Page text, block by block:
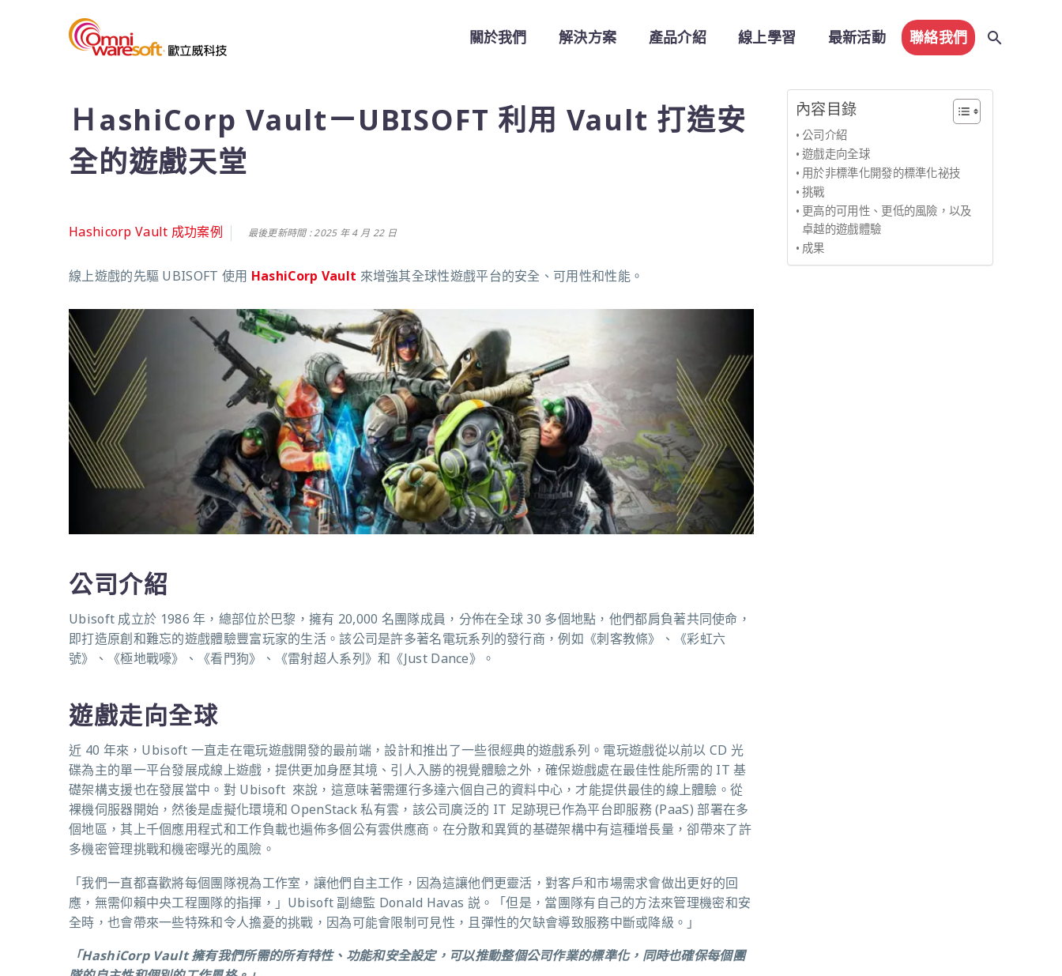
關於我們 解決方案 產品介紹 線上學習 最新活動 聯絡我們
ＨashiCorp VaultㄧUBISOFT 利用 Vault 打造安
全的遊戲天堂
Hashicorp Vault 成功案例 最後更新時間 : 2025 年 4 月 22 日
線上遊戲的先驅 UBISOFT 使用 HashiCorp Vault 來增強其全球性遊戲平台的安全、可用性和性能。
公司介紹
Ubisoft 成立於 1986 年，總部位於巴黎，擁有 20,000 名團隊成員，分佈在全球 30 多個地點，他們都肩負著共同使命，
即打造原創和難忘的遊戲體驗豐富玩家的生活。該公司是許多著名電玩系列的發行商，例如《刺客教條》、《彩虹六
號》、《極地戰嚎》、《看門狗》、《雷射超人系列》和《Just Dance》。
遊戲走向全球
近 40 年來，Ubisoft 一直走在電玩遊戲開發的最前端，設計和推出了一些很經典的遊戲系列。電玩遊戲從以前以 CD 光
碟為主的單一平台發展成線上遊戲，提供更加身歷其境、引人入勝的視覺體驗之外，確保遊戲處在最佳性能所需的 IT 基
礎架構支援也在發展當中。對 Ubisoft 來說，這意味著需運行多達六個自己的資料中心，才能提供最佳的線上體驗。從
裸機伺服器開始，然後是虛擬化環境和 OpenStack 私有雲，該公司廣泛的 IT 足跡現已作為平台即服務 (PaaS) 部署在多
個地區，其上千個應用程式和工作負載也遍佈多個公有雲供應商。在分散和異質的基礎架構中有這種增長量，卻帶來了許
多機密管理挑戰和機密曝光的風險。
「我們一直都喜歡將每個團隊視為工作室，讓他們自主工作，因為這讓他們更靈活，對客戶和市場需求會做出更好的回
應，無需仰賴中央工程團隊的指揮，」Ubisoft 副總監 Donald Havas 説。「但是，當團隊有自己的方法來管理機密和安
全時，也會帶來一些特殊和令人擔憂的挑戰，因為可能會限制可見性，且彈性的欠缺會導致服務中斷或降級。」
「HashiCorp Vault 擁有我們所需的所有特性、功能和安全設定，可以推動整個公司作業的標準化，同時也確保每個團
內容目錄
公司介紹
遊戲走向全球
用於非標準化開發的標準化祕技
挑戰
更高的可用性、更低的風險，以及
卓越的遊戲體驗
成果